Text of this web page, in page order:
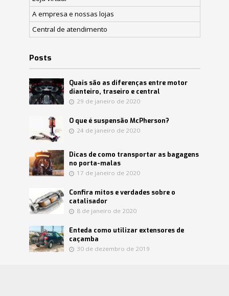
A empresa e nossas lojas
Central de atendimento
Posts
Quais são as diferenças entre motor
dianteiro, traseiro e central
29 de janeiro de 2020
O que é suspensão McPherson?
24 de janeiro de 2020
Dicas de como transportar as bagagens
no porta-malas
17 de janeiro de 2020
Confira mitos e verdades sobre o
catalisador
8 de janeiro de 2020
Enteda como utilizar extensores de
caçamba
30 de dezembro de 2019